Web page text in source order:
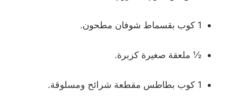
1 كوب بقسماط شوفان مطحون.
½ ملعقة صغيرة كزبرة.
1 كوب بطاطس مقطعة شرائح ومسلوقة.